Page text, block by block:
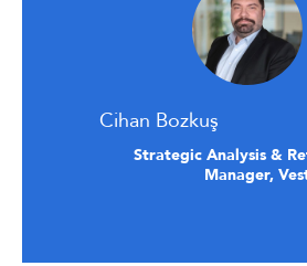
Cihan Bozkuş
Strategic Analysis &
Manager,